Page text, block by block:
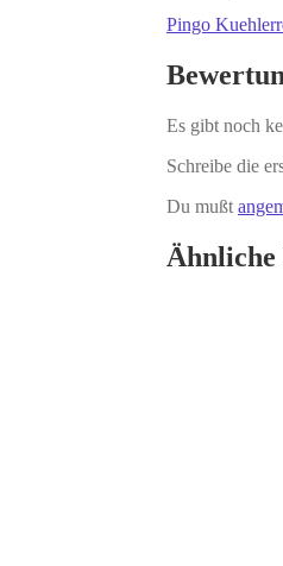
Pingo
Es gibt noch
Schreibe die
Du mußt